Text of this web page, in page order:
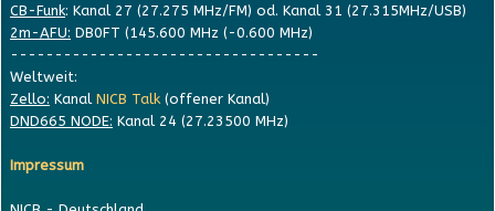
CB-Funk: Kanal 27 (27.275 MHz/FM) od. Kanal 31 (27.315MHz/USB)
2m-AFU: DB0FT (145.600 MHz (-0.600 MHz)
-----------------------------------
Weltweit:
Zello: Kanal NICB Talk (offener Kanal)
DND665 NODE: Kanal 24 (27.23500 MHz)
Impressum